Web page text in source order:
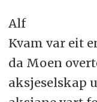
Alf
Kvam var eit
da Moen
aksjeselskap